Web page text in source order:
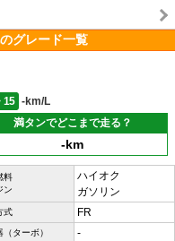
グレード一覧
15
-km/L
満タンでどこまで走る？
-km
料
ン
ハイオク
ガソリン
式 FR
（ターボ） -